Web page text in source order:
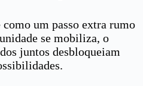
um passo extra rumo
se mobiliza, o
juntos desbloqueiam